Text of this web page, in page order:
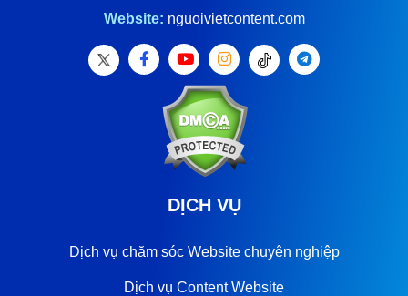
Website: nguoivietcontent.com
DỊCH VỤ
Dịch vụ chăm sóc Website chuyên nghiệp
Dịch vụ Content Website